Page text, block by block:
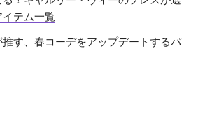
イテム一覧
す、春コーデをアップデートするパ